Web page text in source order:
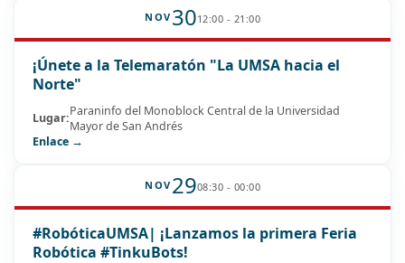
NOV 3012:00 - 21:00
¡Únete a la Telemaratón "La UMSA hacia el
Norte"
Lugar:Paraninfo del Monoblock Central de la Universidad
Mayor de San Andrés
Enlace →
NOV 2908:30 - 00:00
#RobóticaUMSA| ¡Lanzamos la primera Feria
Robótica #TinkuBots!